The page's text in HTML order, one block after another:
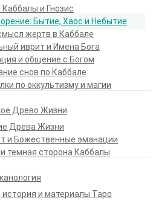
и Гнозис
Бытие, Хаос и Небытие
жертв в Каббале
иврит и Имена Бога
и общение с Богом
снов по Каббале
по оккультизму и магии
Древо Жизни
Древа Жизни
и Божественные эманации
темная сторона Каббалы
история и материалы Таро